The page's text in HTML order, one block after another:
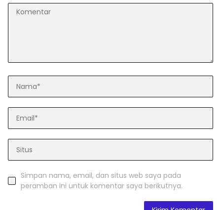
Simpan nama, email, dan situs web saya pada
peramban ini untuk komentar saya berikutnya.